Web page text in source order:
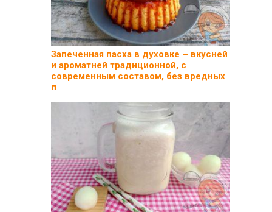
Запеченная пасха в духовке – вкусней
и ароматней традиционной, с
современным составом, без вредных
п